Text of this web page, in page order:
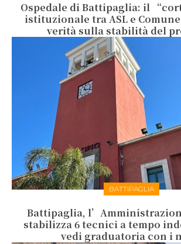
Ospedale di Battipaglia: il
istituzionale tra ASL e
verità sulla stabilità del
BATTIPAGLIA
Battipaglia,
stabilizza 6 tecnici a tempo
vedi graduatoria con i